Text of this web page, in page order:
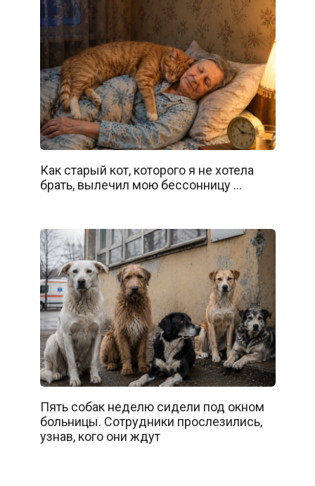
Как старый кот, которого я не хотела
брать, вылечил мою бессонницу …
Пять собак неделю сидели под окном
больницы. Сотрудники прослезились,
узнав, кого они ждут